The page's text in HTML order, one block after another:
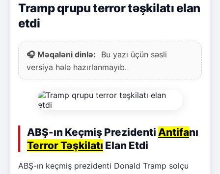
Tramp qrupu terror təşkilatı elan
etdi
🎧 Məqaləni dinlə:
Bu yazı üçün səsli
versiya hələ hazırlanmayıb.
ABŞ-ın Keçmiş Prezidenti Antifanı
Terror Təşkilatı Elan Etdi
ABŞ-ın keçmiş prezidenti Donald Tramp solçu